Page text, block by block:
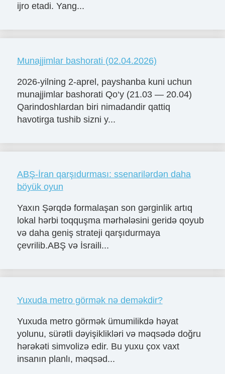
ijro etadi. Yang...
Munajjimlar bashorati (02.04.2026)
2026-yilning 2-aprel, payshanba kuni uchun
munajjimlar bashorati Qo‘y (21.03 — 20.04)
Qarindoshlardan biri nimadandir qattiq
havotirga tushib sizni y...
ABŞ-İran qarşıdurması: ssenarilərdən daha
böyük oyun
Yaxın Şərqdə formalaşan son gərginlik artıq
lokal hərbi toqquşma mərhələsini geridə qoyub
və daha geniş strateji qarşıdurmaya
çevrilib.ABŞ və İsraili...
Yuxuda metro görmək nə deməkdir?
Yuxuda metro görmək ümumilikdə həyat
yolunu, sürətli dəyişiklikləri və məqsədə doğru
hərəkəti simvolizə edir. Bu yuxu çox vaxt
insanın planlı, məqsəd...